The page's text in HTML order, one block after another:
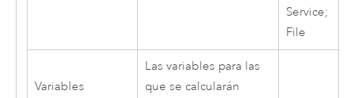
Service;
File
Variables
Las variables para las
que se calcularán